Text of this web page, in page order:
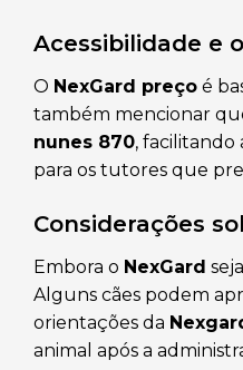
Acessibilidade e
O NexGard preço é
também mencionar
nunes 870, facilitando
para os tutores que
Considerações
Embora o NexGard
Alguns cães podem
orientações da
animal após a